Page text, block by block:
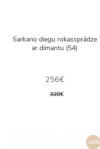
Sarkano diegu rokassprādze
ar dimantu (54)
256€
320€
-20%